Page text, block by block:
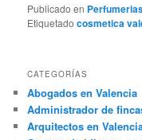
Publicado en
Etiquetado cosmetica
CATEGORÍAS
Abogados en Valencia
Administrador de
Arquitectos en